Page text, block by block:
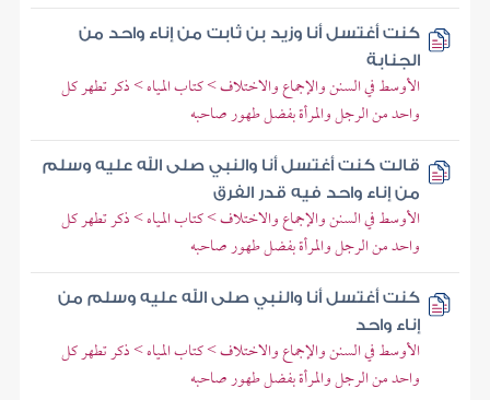
كنت أغتسل أنا وزيد بن ثابت من إناء واحد من
الجنابة
الأوسط في السنن والإجماع والاختلاف > كتاب المياه > ذكر تطهر كل
واحد من الرجل والمرأة بفضل طهور صاحبه
قالت كنت أغتسل أنا والنبي صلى الله عليه وسلم
من إناء واحد فيه قدر الفرق
الأوسط في السنن والإجماع والاختلاف > كتاب المياه > ذكر تطهر كل
واحد من الرجل والمرأة بفضل طهور صاحبه
كنت أغتسل أنا والنبي صلى الله عليه وسلم من
إناء واحد
الأوسط في السنن والإجماع والاختلاف > كتاب المياه > ذكر تطهر كل
واحد من الرجل والمرأة بفضل طهور صاحبه